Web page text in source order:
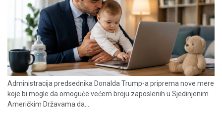
Administracija predsednika Donalda Trump-a priprema nove mere
koje bi mogle da omoguće većem broju zaposlenih u Sjedinjenim
Američkim Državama da...